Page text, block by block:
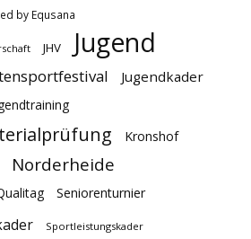
by Equsana
JHV Jugend
Jugendkader
Kronshof
Norderheide
Seniorenturnier
Sportleistungskader